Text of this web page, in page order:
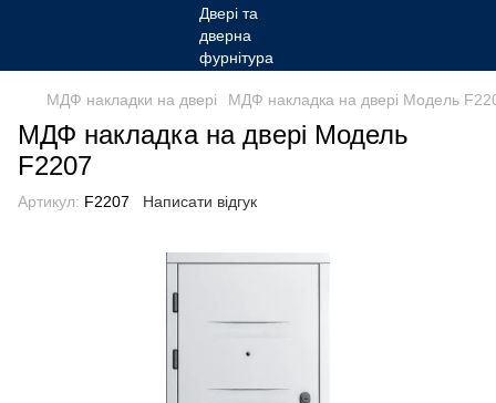
МДФ накладки на двері МДФ накладка на двері Модель
МДФ накладка на двері Модель
F2207
Артикул: F2207 Написати відгук